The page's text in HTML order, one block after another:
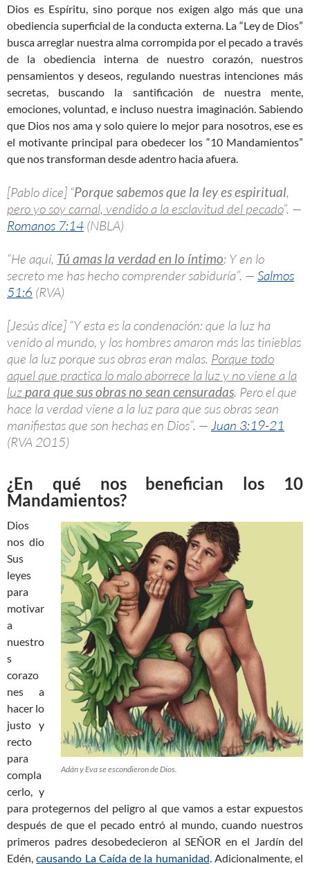
Dios es Espíritu, sino porque nos exigen algo más que una
obediencia superficial de la conducta externa. La “Ley de Dios”
busca arreglar nuestra alma corrompida por el pecado a través
de la obediencia interna de nuestro corazón, nuestros
pensamientos y deseos, regulando nuestras intenciones más
secretas, buscando la santificación de nuestra mente,
emociones, voluntad, e incluso nuestra imaginación. Sabiendo
que Dios nos ama y solo quiere lo mejor para nosotros, ese es
el motivante principal para obedecer los “10 Mandamientos”
que nos transforman desde adentro hacia afuera.
[Pablo dice] “Porque sabemos que la ley es espiritual,
pero yo soy carnal, vendido a la esclavitud del pecado”. —
Romanos 7:14 (NBLA)
“He aquí, Tú amas la verdad en lo íntimo: Y en lo
secreto me has hecho comprender sabiduría”. — Salmos
51:6 (RVA)
[Jesús dice] “Y esta es la condenación: que la luz ha
venido al mundo, y los hombres amaron más las tinieblas
que la luz porque sus obras eran malas. Porque todo
aquel que practica lo malo aborrece la luz y no viene a la
luzpara que sus obras no sean censuradas. Pero el que
hace la verdad viene a la luz para que sus obras sean
manifiestas que son hechas en Dios”. — Juan 3:19-21
(RVA 2015)
¿En qué nos benefician los 10
Mandamientos?
Adán y Eva se escondieron de Dios.
Dios
nos dio
Sus
leyes
para
motivar
a
nuestro
s
corazo
nes a
hacer lo
justo y
recto
para
compla
cerlo, y
para protegernos del peligro al que vamos a estar expuestos
después de que el pecado entró al mundo, cuando nuestros
primeros padres desobedecieron al SEÑOR en el Jardín del
Edén,causando La Caída de la humanidad. Adicionalmente, el